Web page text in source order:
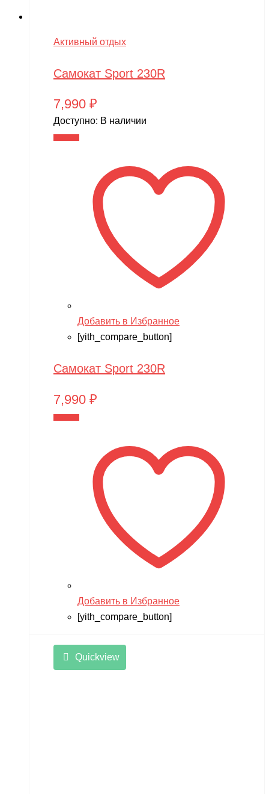
Активный отдых
Самокат Sport 230R
7,990 ₽
Доступно: В наличии
Добавить в Избранное
[yith_compare_button]
Самокат Sport 230R
7,990 ₽
Добавить в Избранное
[yith_compare_button]
Quickview